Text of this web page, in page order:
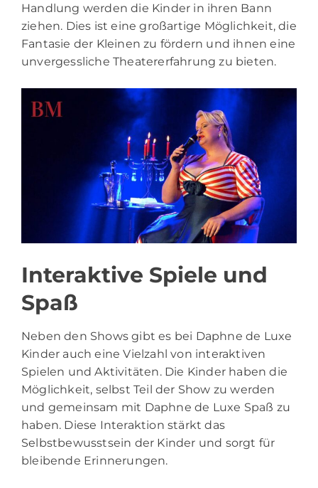
Handlung werden die Kinder in ihren Bann
ziehen. Dies ist eine großartige Möglichkeit, die
Fantasie der Kleinen zu fördern und ihnen eine
unvergessliche Theatererfahrung zu bieten.
Interaktive Spiele und
Spaß
Neben den Shows gibt es bei Daphne de Luxe
Kinder auch eine Vielzahl von interaktiven
Spielen und Aktivitäten. Die Kinder haben die
Möglichkeit, selbst Teil der Show zu werden
und gemeinsam mit Daphne de Luxe Spaß zu
haben. Diese Interaktion stärkt das
Selbstbewusstsein der Kinder und sorgt für
bleibende Erinnerungen.